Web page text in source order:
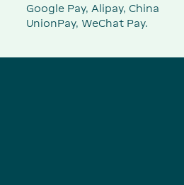
Google Pay, Alipay, China
UnionPay, WeChat Pay.